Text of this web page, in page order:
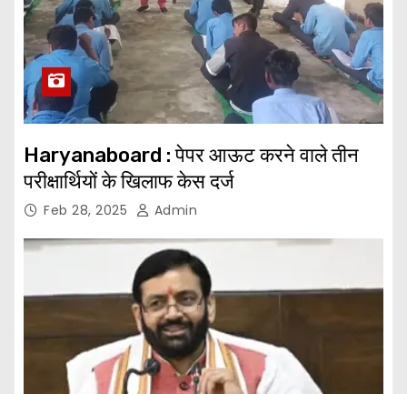
Haryanaboard : पेपर आऊट करने वाले तीन
परीक्षार्थियों के खिलाफ केस दर्ज
Feb 28, 2025 Admin